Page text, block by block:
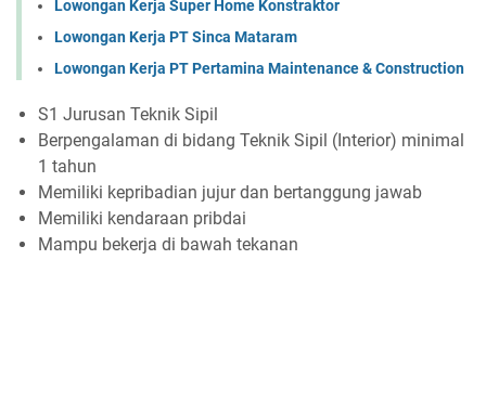
Lowongan Kerja Super Home Konstraktor
Lowongan Kerja PT Sinca Mataram
Lowongan Kerja PT Pertamina Maintenance & Construction
S1 Jurusan Teknik Sipil
Berpengalaman di bidang Teknik Sipil (Interior) minimal
1 tahun
Memiliki kepribadian jujur dan bertanggung jawab
Memiliki kendaraan pribdai
Mampu bekerja di bawah tekanan